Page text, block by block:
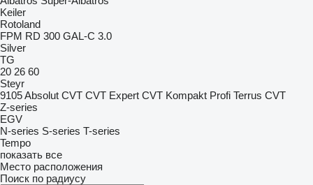
Keiler
Rotoland
FPM RD 300 GAL-C 3.0
Silver
TG
20 26 60
Steyr
9105Absolut CVT CVT Expert CVT Kompakt Profi Terrus CVT
Z-series
EGV
N-series S-series T-series
Tempo
показать все
Место расположения
Поиск по радиусу